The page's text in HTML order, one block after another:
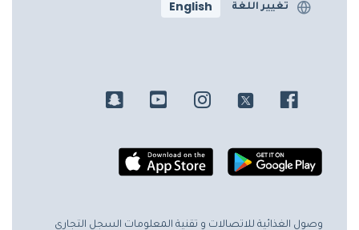
تغيير اللغة English
وصول الغذائية للاتصالات و تقنية المعلومات السجل التجاري